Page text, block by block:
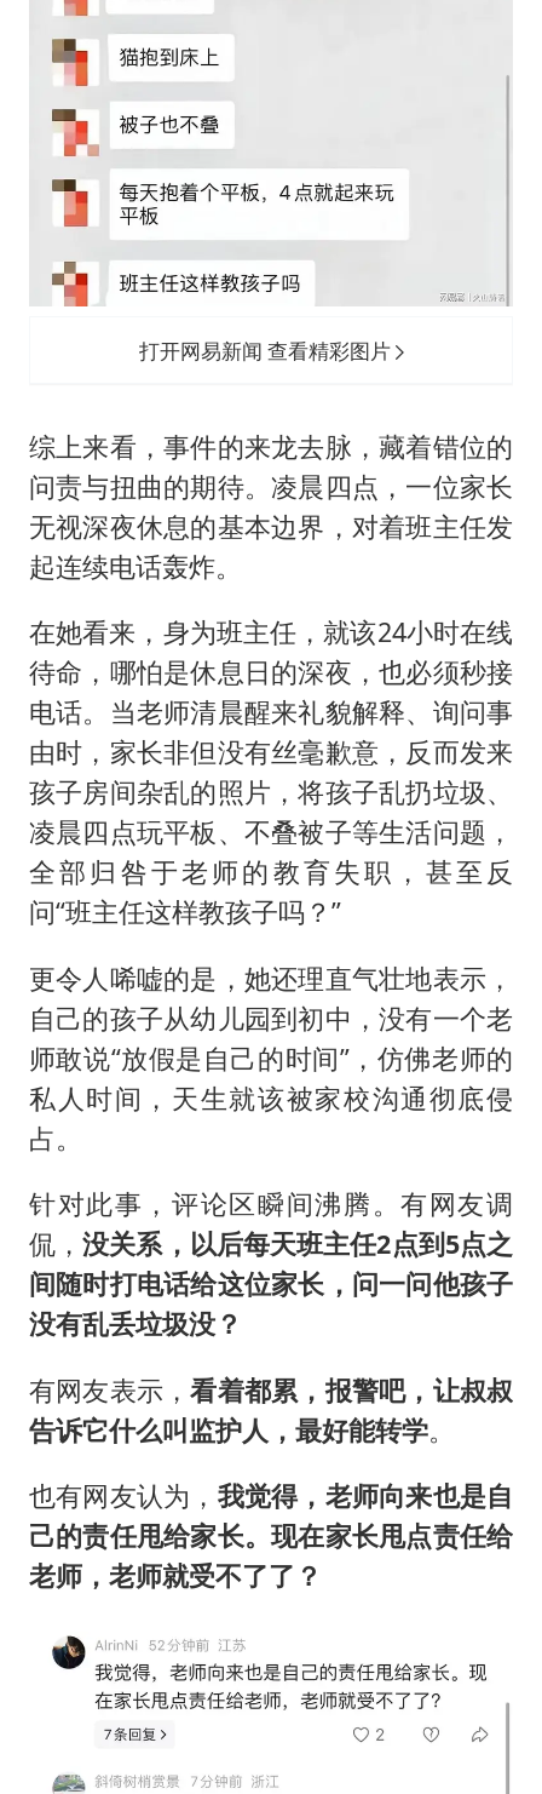
打开网易新闻 查看精彩图片
综上来看，事件的来龙去脉，藏着错位的
问责与扭曲的期待。凌晨四点，一位家长
无视深夜休息的基本边界，对着班主任发
起连续电话轰炸。
在她看来，身为班主任，就该24小时在线
待命，哪怕是休息日的深夜，也必须秒接
电话。当老师清晨醒来礼貌解释、询问事
由时，家长非但没有丝毫歉意，反而发来
孩子房间杂乱的照片，将孩子乱扔垃圾、
凌晨四点玩平板、不叠被子等生活问题，
全部归咎于老师的教育失职，甚至反
问“班主任这样教孩子吗？”
更令人唏嘘的是，她还理直气壮地表示，
自己的孩子从幼儿园到初中，没有一个老
师敢说“放假是自己的时间”，仿佛老师的
私人时间，天生就该被家校沟通彻底侵
占。
针对此事，评论区瞬间沸腾。有网友调
侃，没关系，以后每天班主任2点到5点之
间随时打电话给这位家长，问一问他孩子
没有乱丢垃圾没？
有网友表示，看着都累，报警吧，让叔叔
告诉它什么叫监护人，最好能转学。
也有网友认为， 我觉得，老师向来也是自
己的责任甩给家长。现在家长甩点责任给
老师，老师就受不了了？